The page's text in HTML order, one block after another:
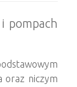
pompach
oraz niczym